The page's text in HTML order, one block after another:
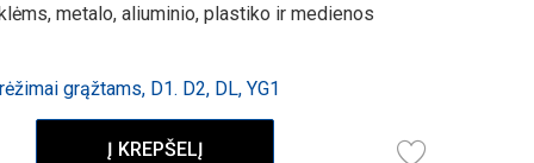
metalo, aliuminio, plastiko ir medienos
grąžtams, D1. D2, DL, YG1
Į KREPŠELĮ